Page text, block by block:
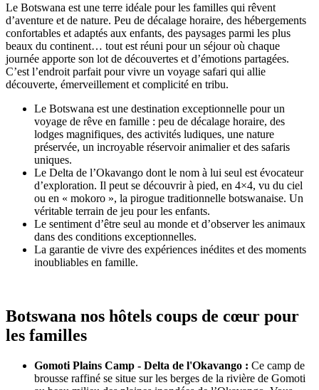
Le Botswana est une terre idéale pour les familles qui rêvent
d’aventure et de nature. Peu de décalage horaire, des hébergements
confortables et adaptés aux enfants, des paysages parmi les plus
beaux du continent… tout est réuni pour un séjour où chaque
journée apporte son lot de découvertes et d’émotions partagées.
C’est l’endroit parfait pour vivre un voyage safari qui allie
découverte, émerveillement et complicité en tribu.
Le Botswana est une destination exceptionnelle pour un
voyage de rêve en famille : peu de décalage horaire, des
lodges magnifiques, des activités ludiques, une nature
préservée, un incroyable réservoir animalier et des safaris
uniques.
Le Delta de l’Okavango dont le nom à lui seul est évocateur
d’exploration. Il peut se découvrir à pied, en 4×4, vu du ciel
ou en « mokoro », la pirogue traditionnelle botswanaise. Un
véritable terrain de jeu pour les enfants.
Le sentiment d’être seul au monde et d’observer les animaux
dans des conditions exceptionnelles.
La garantie de vivre des expériences inédites et des moments
inoubliables en famille.
Botswana nos hôtels coups de cœur pour
les familles
Gomoti Plains Camp - Delta de l'Okavango : Ce camp de
brousse raffiné se situe sur les berges de la rivière de Gomoti